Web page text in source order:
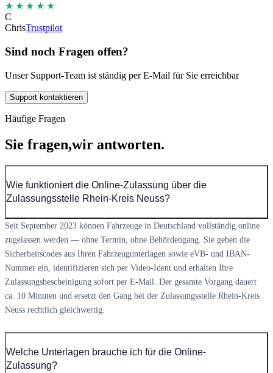
★★★★★
C
ChrisTrustpilot
Sind noch Fragen offen?
Unser Support-Team ist ständig per E-Mail für Sie erreichbar
Support kontaktieren
Häufige Fragen
Sie fragen,wir antworten.
Wie funktioniert die Online-Zulassung über die
Zulassungsstelle Rhein-Kreis Neuss?
Seit September 2023 können Fahrzeuge in Deutschland vollständig online
zugelassen werden — ohne Termin, ohne Behördengang. Sie geben die
Sicherheitscodes aus Ihren Fahrzeugunterlagen sowie eVB- und IBAN-
Nummer ein, identifizieren sich per Video-Ident und erhalten Ihre
Zulassungsbescheinigung sofort per E-Mail. Der gesamte Vorgang dauert
ca. 10 Minuten und ersetzt den Gang bei der Zulassungsstelle Rhein-Kreis
Neuss rechtlich gleichwertig.
Welche Unterlagen brauche ich für die Online-
Zulassung?